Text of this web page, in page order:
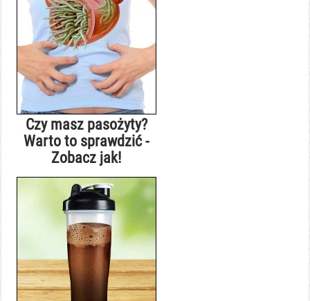
Czy masz pasożyty?
Warto to sprawdzić -
Zobacz jak!